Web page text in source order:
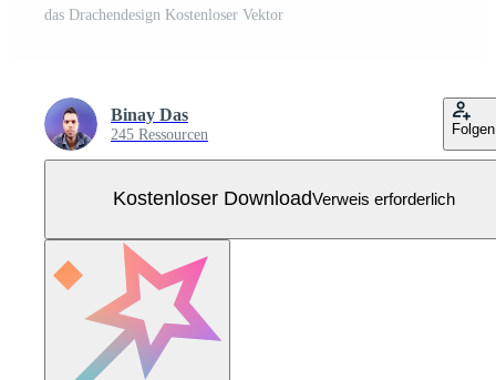
das Drachendesign Kostenloser Vektor
Binay Das
245 Ressourcen Folgen
Kostenloser DownloadVerweis erforderlich